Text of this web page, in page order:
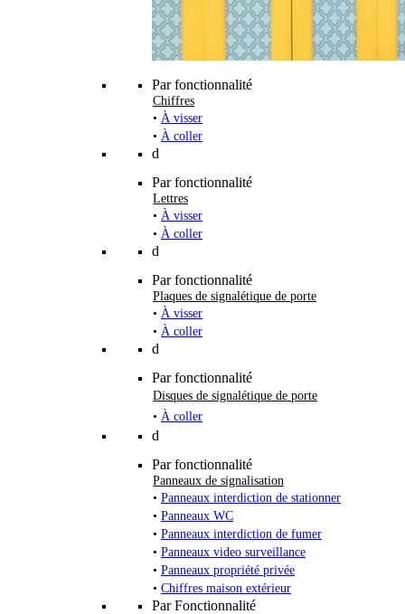
Par fonctionnalité
Chiffres
• À visser
• À coller
d
Par fonctionnalité
Lettres
• À visser
• À coller
d
Par fonctionnalité
Plaques de signalétique de porte
• À visser
• À coller
d
Par fonctionnalité
Disques de signalétique de porte
• À coller
d
Par fonctionnalité
Panneaux de signalisation
• Panneaux interdiction de stationner
• Panneaux WC
• Panneaux interdiction de fumer
• Panneaux video surveillance
• Panneaux propriété privée
• Chiffres maison extérieur
Par Fonctionnalité